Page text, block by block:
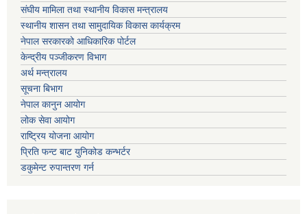
संघीय मामिला तथा स्थानीय विकास मन्त्रालय
स्थानीय शासन तथा सामुदायिक विकास कार्यक्रम
नेपाल सरकारको आधिकारिक पोर्टल
केन्द्रीय पञ्जीकरण विभाग
अर्थ मन्त्रालय
सूचना बिभाग
नेपाल कानुन आयोग
लोक सेवा आयोग
राष्ट्रिय योजना आयोग
प्रिति फन्ट बाट युनिकोड कन्भर्टर
डकुमेन्ट रुपान्तरण गर्न